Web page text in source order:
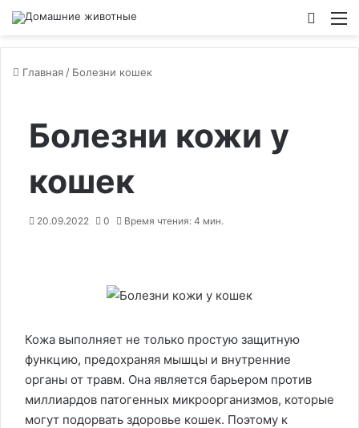
Главная / Болезни кошек
Болезни кожи у
кошек
20.09.2022 0 Время чтения: 4 мин.
Кожа выполняет не только простую защитную
функцию, предохраняя мышцы и внутренние
органы от травм. Она является барьером против
миллиардов патогенных микроорганизмов, которые
могут подорвать здоровье кошек. Поэтому к